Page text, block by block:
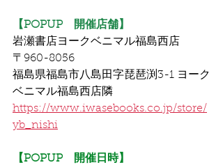
【POPUP　開催店舗】
岩瀬書店ヨークベニマル福島西店
〒960-8056
福島県福島市八島田字琵琶渕3-1 ヨーク
ベニマル福島西店隣
https://www.iwasebooks.co.jp/store/
yb_nishi
【POPUP　開催日時】